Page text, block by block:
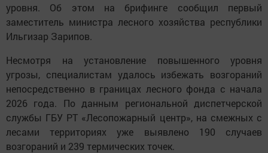
уровня. Об этом на брифинге сообщил первый
заместитель министра лесного хозяйства республики
Ильгизар Зарипов.
Несмотря на установление повышенного уровня
угрозы, специалистам удалось избежать возгораний
непосредственно в границах лесного фонда с начала
2026 года. По данным региональной диспетчерской
службы ГБУ РТ «Лесопожарный центр», на смежных с
лесами территориях уже выявлено 190 случаев
возгораний и 239 термических точек.